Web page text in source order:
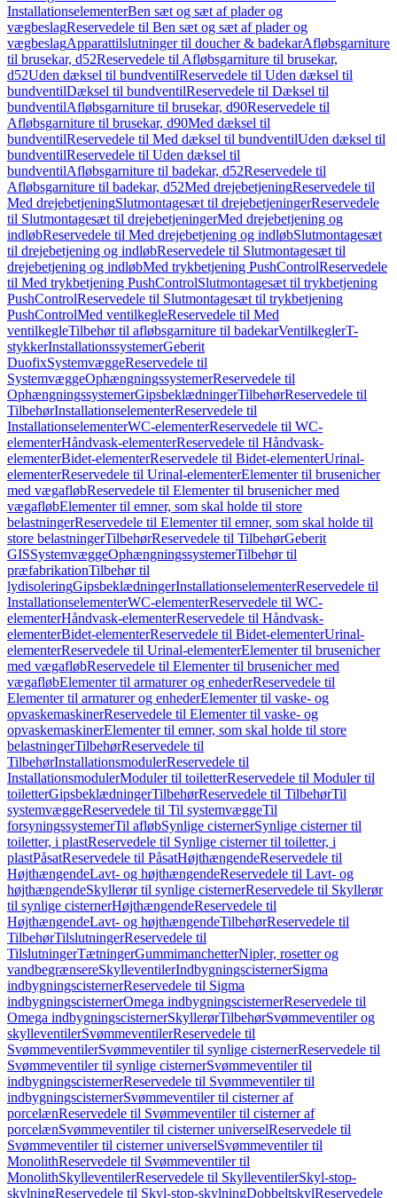
InstallationselementerBen sæt og sæt af plader og
vægbeslagReservedele til Ben sæt og sæt af plader og
vægbeslagApparattilslutninger til doucher & badekarAfløbsgarniture
til brusekar, d52Reservedele til Afløbsgarniture til brusekar,
d52Uden dæksel til bundventilReservedele til Uden dæksel til
bundventilDæksel til bundventilReservedele til Dæksel til
bundventilAfløbsgarniture til brusekar, d90Reservedele til
Afløbsgarniture til brusekar, d90Med dæksel til
bundventilReservedele til Med dæksel til bundventilUden dæksel til
bundventilReservedele til Uden dæksel til
bundventilAfløbsgarniture til badekar, d52Reservedele til
Afløbsgarniture til badekar, d52Med drejebetjeningReservedele til
Med drejebetjeningSlutmontagesæt til drejebetjeningerReservedele
til Slutmontagesæt til drejebetjeningerMed drejebetjening og
indløbReservedele til Med drejebetjening og indløbSlutmontagesæt
til drejebetjening og indløbReservedele til Slutmontagesæt til
drejebetjening og indløbMed trykbetjening PushControlReservedele
til Med trykbetjening PushControlSlutmontagesæt til trykbetjening
PushControlReservedele til Slutmontagesæt til trykbetjening
PushControlMed ventilkegleReservedele til Med
ventilkegleTilbehør til afløbsgarniture til badekarVentilkeglerT-
stykkerInstallationssystemerGeberit
DuofixSystemvæggeReservedele til
SystemvæggeOphængningssystemerReservedele til
OphængningssystemerGipsbeklædningerTilbehørReservedele til
TilbehørInstallationselementerReservedele til
InstallationselementerWC-elementerReservedele til WC-
elementerHåndvask-elementerReservedele til Håndvask-
elementerBidet-elementerReservedele til Bidet-elementerUrinal-
elementerReservedele til Urinal-elementerElementer til brusenicher
med vægafløbReservedele til Elementer til brusenicher med
vægafløbElementer til emner, som skal holde til store
belastningerReservedele til Elementer til emner, som skal holde til
store belastningerTilbehørReservedele til TilbehørGeberit
GISSystemvæggeOphængningssystemerTilbehør til
præfabrikationTilbehør til
lydisoleringGipsbeklædningerInstallationselementerReservedele til
InstallationselementerWC-elementerReservedele til WC-
elementerHåndvask-elementerReservedele til Håndvask-
elementerBidet-elementerReservedele til Bidet-elementerUrinal-
elementerReservedele til Urinal-elementerElementer til brusenicher
med vægafløbReservedele til Elementer til brusenicher med
vægafløbElementer til armaturer og enhederReservedele til
Elementer til armaturer og enhederElementer til vaske- og
opvaskemaskinerReservedele til Elementer til vaske- og
opvaskemaskinerElementer til emner, som skal holde til store
belastningerTilbehørReservedele til
TilbehørInstallationsmodulerReservedele til
InstallationsmodulerModuler til toiletterReservedele til Moduler til
toiletterGipsbeklædningerTilbehørReservedele til TilbehørTil
systemvæggeReservedele til Til systemvæggeTil
forsyningssystemerTil afløbSynlige cisternerSynlige cisterner til
toiletter, i plastReservedele til Synlige cisterner til toiletter, i
plastPåsatReservedele til PåsatHøjthængendeReservedele til
HøjthængendeLavt- og højthængendeReservedele til Lavt- og
højthængendeSkyllerør til synlige cisternerReservedele til Skyllerør
til synlige cisternerHøjthængendeReservedele til
HøjthængendeLavt- og højthængendeTilbehørReservedele til
TilbehørTilslutningerReservedele til
TilslutningerTætningerGummimanchetterNipler, rosetter og
vandbegrænsereSkylleventilerIndbygningscisternerSigma
indbygningscisternerReservedele til Sigma
indbygningscisternerOmega indbygningscisternerReservedele til
Omega indbygningscisternerSkyllerørTilbehørSvømmeventiler og
skylleventilerSvømmeventilerReservedele til
SvømmeventilerSvømmeventiler til synlige cisternerReservedele til
Svømmeventiler til synlige cisternerSvømmeventiler til
indbygningscisternerReservedele til Svømmeventiler til
indbygningscisternerSvømmeventiler til cisterner af
porcelænReservedele til Svømmeventiler til cisterner af
porcelænSvømmeventiler til cisterner universelReservedele til
Svømmeventiler til cisterner universelSvømmeventiler til
MonolithReservedele til Svømmeventiler til
MonolithSkylleventilerReservedele til SkylleventilerSkyl-stop-
skylningReservedele til Skyl-stop-skylningDobbeltskylReservedele